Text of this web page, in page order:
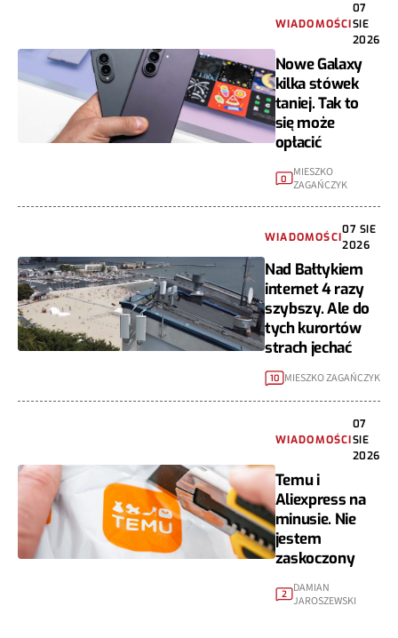
WIADOMOŚCI
07
SIE
2026
Nowe Galaxy
kilka stówek
taniej. Tak to
się może
opłacić
0 MIESZKO
ZAGAŃCZYK
WIADOMOŚCI
07 SIE
2026
Nad Bałtykiem
internet 4 razy
szybszy. Ale do
tych kurortów
strach jechać
10 MIESZKO ZAGAŃCZYK
WIADOMOŚCI
07
SIE
2026
Temu i
Aliexpress na
minusie. Nie
jestem
zaskoczony
2 DAMIAN
JAROSZEWSKI